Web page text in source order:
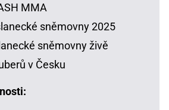
MMA
sněmovny 2025
sněmovny živě
v Česku